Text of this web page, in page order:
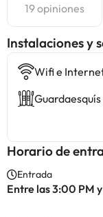
19 opiniones
Instalaciones y
Wifi e
Guardaesquís
Horario de
Entrada
Entre las 3:00 PM